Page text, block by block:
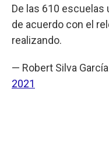
De las 610 escuelas
de acuerdo con el
realizando.
— Robert Silva
2021